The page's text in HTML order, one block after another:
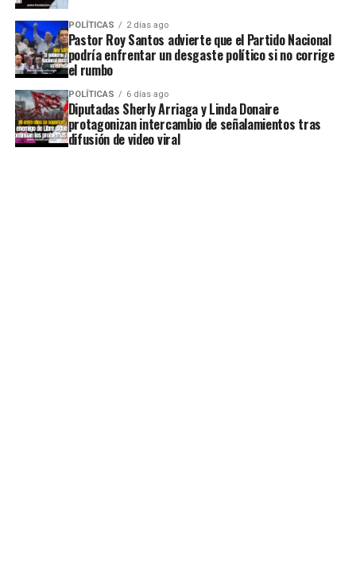
POLÍTICAS 2 días ago
Pastor Roy Santos advierte que el Partido Nacional
podría enfrentar un desgaste político si no corrige
el rumbo
POLÍTICAS 6 días ago
Diputadas Sherly Arriaga y Linda Donaire
protagonizan intercambio de señalamientos tras
difusión de video viral